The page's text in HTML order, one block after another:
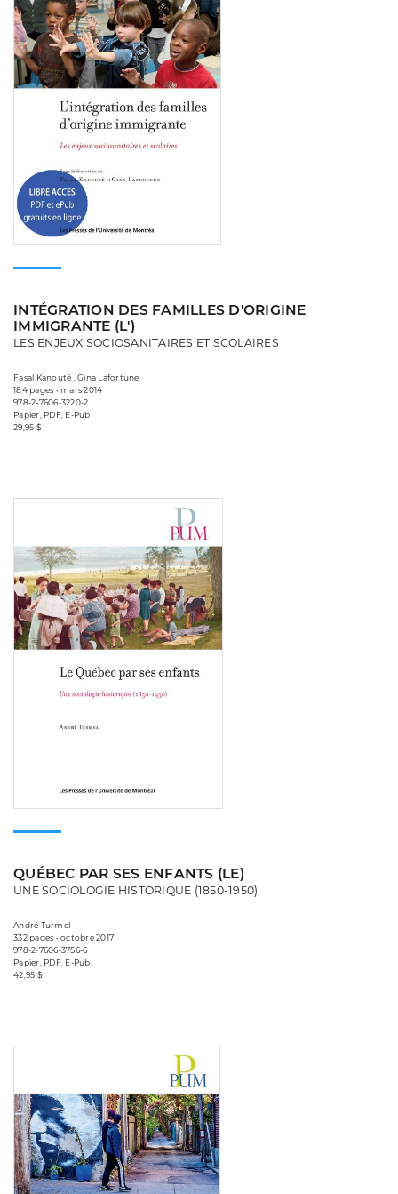
INTÉGRATION DES FAMILLES D'ORIGINE
IMMIGRANTE (L')
LES ENJEUX SOCIOSANITAIRES ET SCOLAIRES
Fasal Kanouté , Gina Lafortune
184 pages • mars 2014
978-2-7606-3220-2
Papier, PDF, E-Pub
29,95 $
QUÉBEC PAR SES ENFANTS (LE)
UNE SOCIOLOGIE HISTORIQUE (1850-1950)
André Turmel
332 pages • octobre 2017
978-2-7606-3756-6
Papier, PDF, E-Pub
42,95 $